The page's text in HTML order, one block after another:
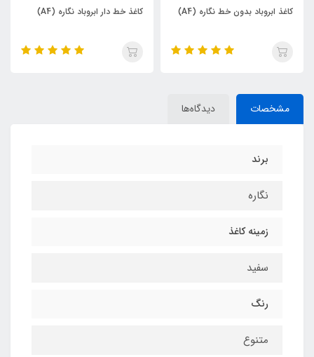
کاغذ خط دار ابروباد نگاره (A4)
دفتر ابروباد مخصوص خوشنویسی
مشخصات دیدگاه‌ها
برند
نگاره
زمینه کاغذ
سفید
رنگ
متنوع